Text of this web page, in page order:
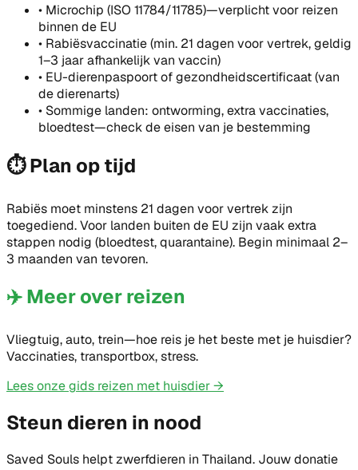
• Microchip (ISO 11784/11785)—verplicht voor reizen
binnen de EU
• Rabiësvaccinatie (min. 21 dagen voor vertrek, geldig
1–3 jaar afhankelijk van vaccin)
• EU-dierenpaspoort of gezondheidscertificaat (van
de dierenarts)
• Sommige landen: ontworming, extra vaccinaties,
bloedtest—check de eisen van je bestemming
⏱️Plan op tijd
Rabiës moet minstens 21 dagen voor vertrek zijn
toegediend. Voor landen buiten de EU zijn vaak extra
stappen nodig (bloedtest, quarantaine). Begin minimaal 2–
3 maanden van tevoren.
✈️Meer over reizen
Vliegtuig, auto, trein—hoe reis je het beste met je huisdier?
Vaccinaties, transportbox, stress.
Lees onze gids reizen met huisdier→
Steun dieren in nood
Saved Souls helpt zwerfdieren in Thailand. Jouw donatie